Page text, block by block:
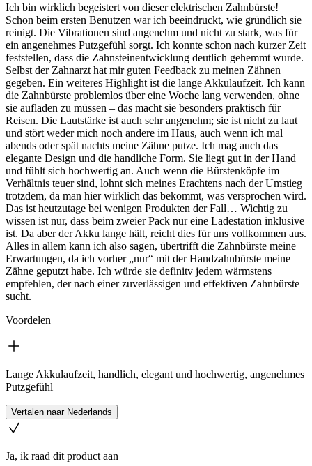
Ich bin wirklich begeistert von dieser elektrischen Zahnbürste!
Schon beim ersten Benutzen war ich beeindruckt, wie gründlich sie
reinigt. Die Vibrationen sind angenehm und nicht zu stark, was für
ein angenehmes Putzgefühl sorgt. Ich konnte schon nach kurzer Zeit
feststellen, dass die Zahnsteinentwicklung deutlich gehemmt wurde.
Selbst der Zahnarzt hat mir guten Feedback zu meinen Zähnen
gegeben. Ein weiteres Highlight ist die lange Akkulaufzeit. Ich kann
die Zahnbürste problemlos über eine Woche lang verwenden, ohne
sie aufladen zu müssen – das macht sie besonders praktisch für
Reisen. Die Lautstärke ist auch sehr angenehm; sie ist nicht zu laut
und stört weder mich noch andere im Haus, auch wenn ich mal
abends oder spät nachts meine Zähne putze. Ich mag auch das
elegante Design und die handliche Form. Sie liegt gut in der Hand
und fühlt sich hochwertig an. Auch wenn die Bürstenköpfe im
Verhältnis teuer sind, lohnt sich meines Erachtens nach der Umstieg
trotzdem, da man hier wirklich das bekommt, was versprochen wird.
Das ist heutzutage bei wenigen Produkten der Fall… Wichtig zu
wissen ist nur, dass beim zweier Pack nur eine Ladestation inklusive
ist. Da aber der Akku lange hält, reicht dies für uns vollkommen aus.
Alles in allem kann ich also sagen, übertrifft die Zahnbürste meine
Erwartungen, da ich vorher „nur“ mit der Handzahnbürste meine
Zähne geputzt habe. Ich würde sie definitv jedem wärmstens
empfehlen, der nach einer zuverlässigen und effektiven Zahnbürste
sucht.
Voordelen
Lange Akkulaufzeit, handlich, elegant und hochwertig, angenehmes
Putzgefühl
Vertalen naar Nederlands
Ja, ik raad dit product aan